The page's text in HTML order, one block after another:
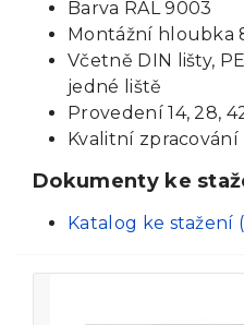
Barva RAL 9003
Montážní hloubka
Včetně DIN lišty,
jedné liště
Provedení 14, 28,
Kvalitní zpracování
Dokumenty ke
Katalog ke stažení